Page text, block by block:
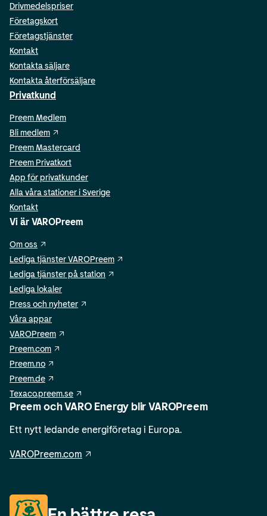
Drivmedelspriser
Företagskort
Företagstjänster
Kontakt
Kontakta säljare
Kontakta återförsäljare
Privatkund
Preem Medlem
Bli medlem
Preem Mastercard
Preem Privatkort
App för privatkunder
Alla våra stationer i Sverige
Kontakt
Vi är VAROPreem
Om oss
Lediga tjänster VAROPreem
Lediga tjänster på station
Lediga lokaler
Press och nyheter
Våra appar
VAROPreem
Preem.com
Preem.no
Preem.de
Texaco.preem.se
Preem och VARO Energy blir VAROPreem
Ett nytt ledande energiföretag i Europa.
VAROPreem.com